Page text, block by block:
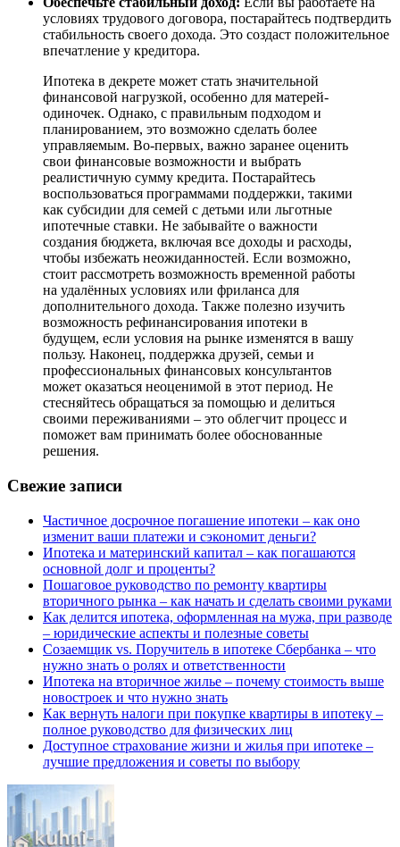
условиях трудового договора, постарайтесь подтвердить
стабильность своего дохода. Это создаст положительное
впечатление у кредитора.
Ипотека в декрете может стать значительной
финансовой нагрузкой, особенно для матерей-
одиночек. Однако, с правильным подходом и
планированием, это возможно сделать более
управляемым. Во-первых, важно заранее оценить
свои финансовые возможности и выбрать
реалистичную сумму кредита. Постарайтесь
воспользоваться программами поддержки, такими
как субсидии для семей с детьми или льготные
ипотечные ставки. Не забывайте о важности
создания бюджета, включая все доходы и расходы,
чтобы избежать неожиданностей. Если возможно,
стоит рассмотреть возможность временной работы
на удалённых условиях или фриланса для
дополнительного дохода. Также полезно изучить
возможность рефинансирования ипотеки в
будущем, если условия на рынке изменятся в вашу
пользу. Наконец, поддержка друзей, семьи и
профессиональных финансовых консультантов
может оказаться неоценимой в этот период. Не
стесняйтесь обращаться за помощью и делиться
своими переживаниями – это облегчит процесс и
поможет вам принимать более обоснованные
решения.
Свежие записи
Частичное досрочное погашение ипотеки – как оно
изменит ваши платежи и сэкономит деньги?
Ипотека и материнский капитал – как погашаются
основной долг и проценты?
Пошаговое руководство по ремонту квартиры
вторичного рынка – как начать и сделать своими руками
Как делится ипотека, оформленная на мужа, при разводе
– юридические аспекты и полезные советы
Созаемщик vs. Поручитель в ипотеке Сбербанка – что
нужно знать о ролях и ответственности
Ипотека на вторичное жилье – почему стоимость выше
новостроек и что нужно знать
Как вернуть налоги при покупке квартиры в ипотеку –
полное руководство для физических лиц
Доступное страхование жизни и жилья при ипотеке –
лучшие предложения и советы по выбору